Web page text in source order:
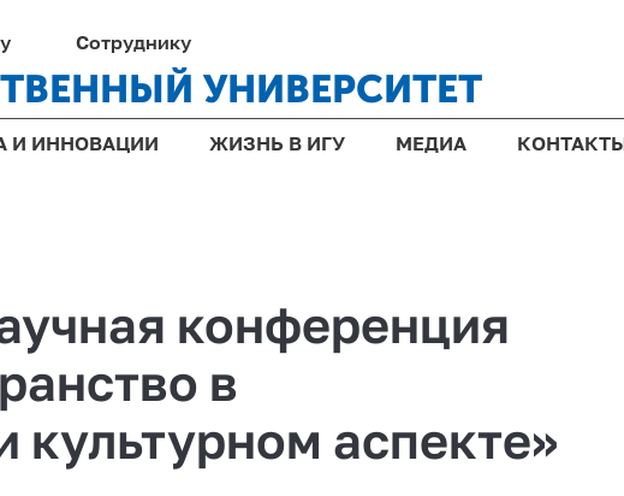
Сотруднику
УНИВЕРСИТЕТ
И ИННОВАЦИИ ЖИЗНЬ В ИГУ МЕДИА КОНТАКТЫ
конференция
в
культурном аспекте»